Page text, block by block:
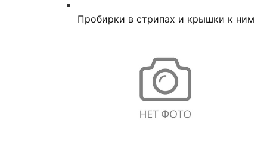
Пробирки в стрипах и крышки к ним